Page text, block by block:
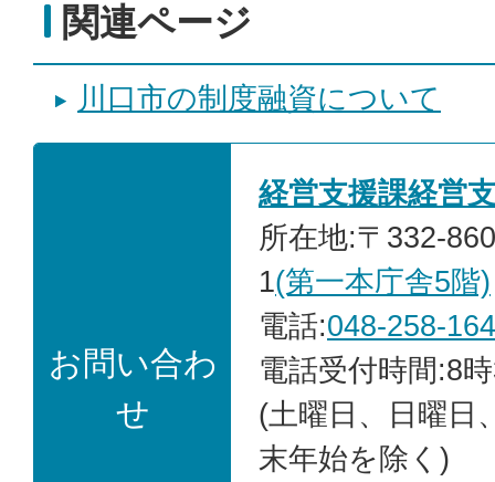
関連ページ
川口市の制度融資について
お問い合わ
せ
経営支援課経営
所在地:〒332-
1(第一本庁舎5階)
電話:048-258-
電話受付時間:8
(土曜日、日曜日
末年始を除く)